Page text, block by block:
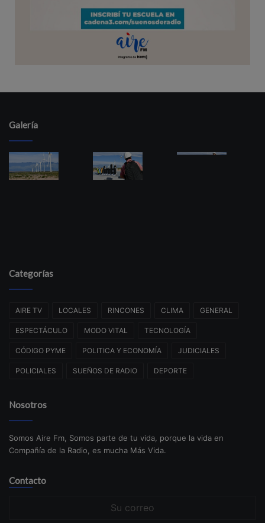
Galería
Categorías
AIRE TV LOCALES RINCONES CLIMA GENERAL
ESPECTÁCULO MODO VITAL TECNOLOGÍA
CÓDIGO PYME POLITICA Y ECONOMÍA JUDICIALES
POLICIALES SUEÑOS DE RADIO DEPORTE
Nosotros
Somos Aire Fm, Somos parte de tu vida, porque la vida en
Compañía de la Radio, es mucha Más Vida.
Contacto